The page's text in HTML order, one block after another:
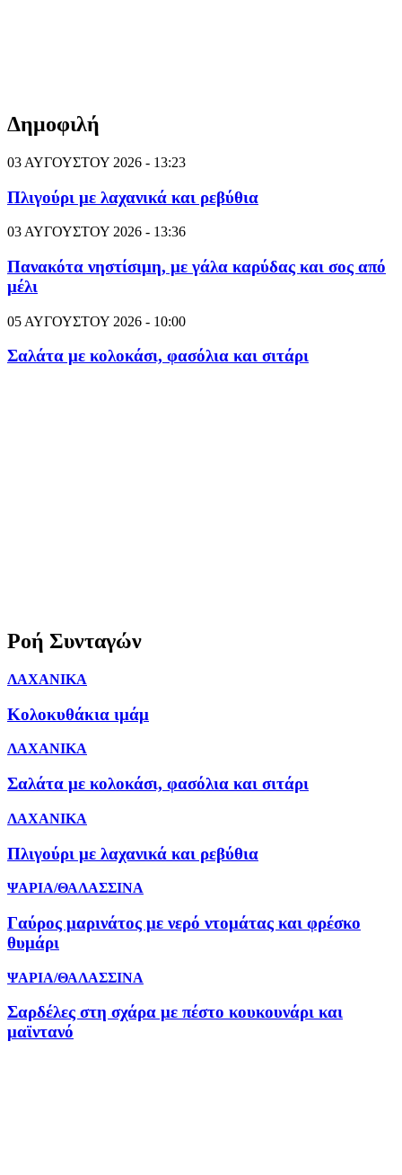
Δημοφιλή
03 ΑΥΓΟΥΣΤΟΥ 2026 - 13:23
Πλιγούρι με λαχανικά και ρεβύθια
03 ΑΥΓΟΥΣΤΟΥ 2026 - 13:36
Πανακότα νηστίσιμη, με γάλα καρύδας και σος από
μέλι
05 ΑΥΓΟΥΣΤΟΥ 2026 - 10:00
Σαλάτα με κολοκάσι, φασόλια και σιτάρι
Ροή Συνταγών
ΛΑΧΑΝΙΚΑ
Κολοκυθάκια ιμάμ
ΛΑΧΑΝΙΚΑ
Σαλάτα με κολοκάσι, φασόλια και σιτάρι
ΛΑΧΑΝΙΚΑ
Πλιγούρι με λαχανικά και ρεβύθια
ΨΑΡΙΑ/ΘΑΛΑΣΣΙΝΑ
Γαύρος μαρινάτος με νερό ντομάτας και φρέσκο
θυμάρι
ΨΑΡΙΑ/ΘΑΛΑΣΣΙΝΑ
Σαρδέλες στη σχάρα με πέστο κουκουνάρι και
μαϊντανό